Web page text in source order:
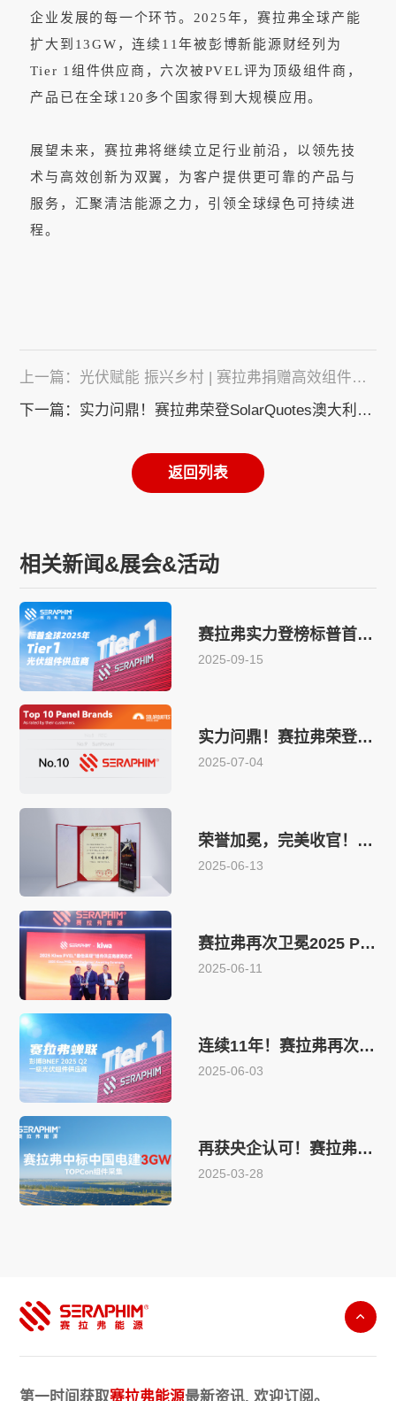
企业发展的每一个环节。2025年，赛拉弗全球产能
扩大到13GW，连续11年被彭博新能源财经列为
Tier 1组件供应商，六次被PVEL评为顶级组件商，
产品已在全球120多个国家得到大规模应用。
展望未来，赛拉弗将继续立足行业前沿，以领先技
术与高效创新为双翼，为客户提供更可靠的产品与
服务，汇聚清洁能源之力，引领全球绿色可持续进
程。
上一篇：光伏赋能 振兴乡村 | 赛拉弗捐赠高效组件，为红色乡村注入绿色动能
下一篇：实力问鼎！赛拉弗荣登SolarQuotes澳大利亚光伏组件品牌Top 10榜单
返回列表
相关新闻&展会&活动
赛拉弗实力登榜标普首届Tier 1光伏组件供应商
2025-09-15
实力问鼎！赛拉弗荣登SolarQuotes澳大利亚光伏组件品牌Top 10榜单
2025-07-04
荣誉加冕，完美收官！赛拉弗获评SNEC十大亮点“吉瓦级金奖”
2025-06-13
赛拉弗再次卫冕2025 PVEL“最佳表现”组件供应商
2025-06-11
连续11年！赛拉弗再次蝉联彭博BNEF Tier 1榜单
2025-06-03
再获央企认可！赛拉弗中标中国电建3GW TOPCon组件采集项目
2025-03-28
第一时间获取赛拉弗能源最新资讯, 欢迎订阅。